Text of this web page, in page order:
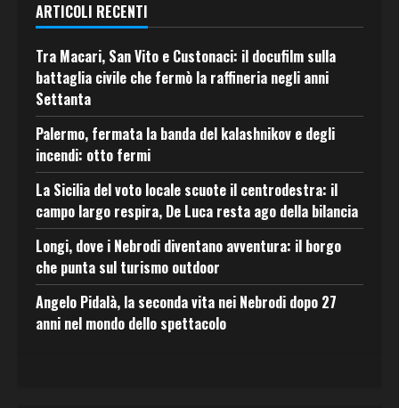
ARTICOLI RECENTI
Tra Macari, San Vito e Custonaci: il docufilm sulla
battaglia civile che fermò la raffineria negli anni
Settanta
Palermo, fermata la banda del kalashnikov e degli
incendi: otto fermi
La Sicilia del voto locale scuote il centrodestra: il
campo largo respira, De Luca resta ago della bilancia
Longi, dove i Nebrodi diventano avventura: il borgo
che punta sul turismo outdoor
Angelo Pidalà, la seconda vita nei Nebrodi dopo 27
anni nel mondo dello spettacolo